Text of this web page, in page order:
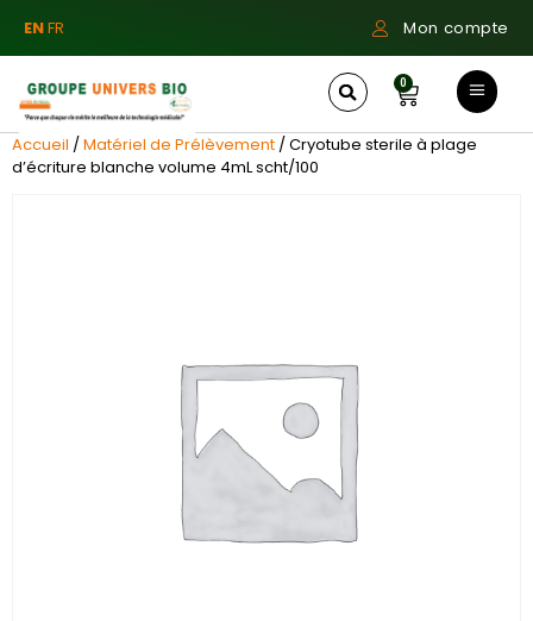
ENFR Mon compte
0
Accueil /Matériel de Prélèvement / Cryotube sterile à plage
d’écriture blanche volume 4mL scht/100